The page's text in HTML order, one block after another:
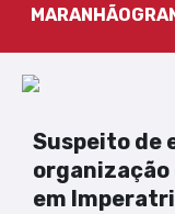
MARANHÃO
Suspeito de
organização
em